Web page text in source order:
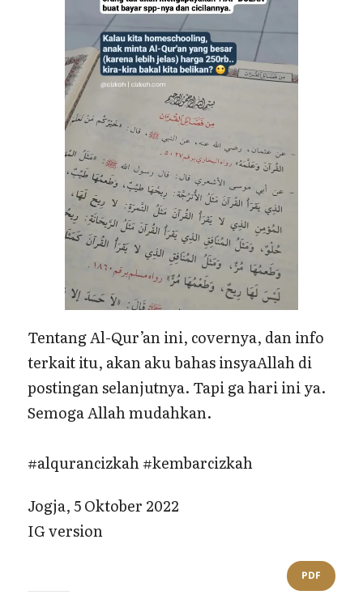
Tentang Al-Qur’an ini, covernya, dan info
terkait itu, akan aku bahas insyaAllah di
postingan selanjutnya. Tapi ga hari ini ya.
Semoga Allah mudahkan.
#alqurancizkah #kembarcizkah
Jogja, 5 Oktober 2022
IG version
PDF